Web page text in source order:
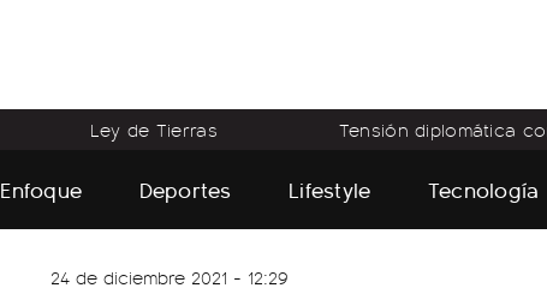
Ley de Tierras Tensión diplomática
Enfoque Deportes Lifestyle Tecnología
24 de diciembre 2021 - 12:29